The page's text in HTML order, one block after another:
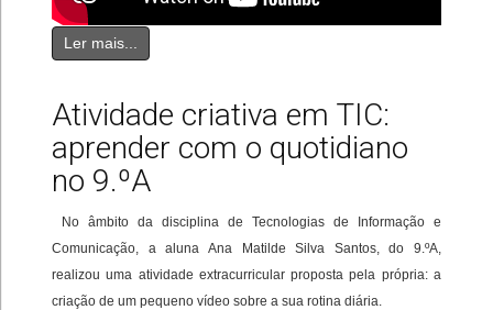
Ler mais...
Atividade criativa em TIC:
aprender com o quotidiano
no 9.ºA
No âmbito da disciplina de Tecnologias de Informação e
Comunicação, a aluna Ana Matilde Silva Santos, do 9.ºA,
realizou uma atividade extracurricular proposta pela própria: a
criação de um pequeno vídeo sobre a sua rotina diária.